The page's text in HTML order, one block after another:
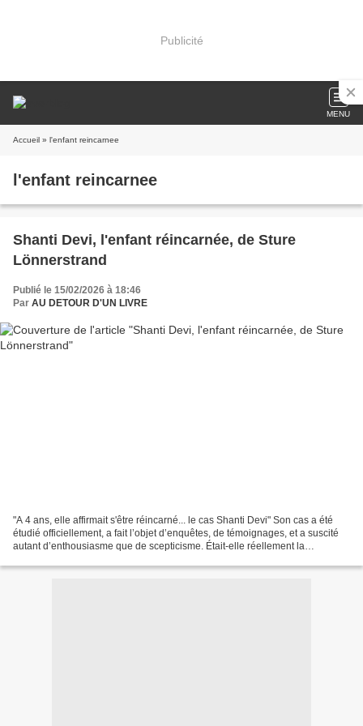
Publicité
MENU
Accueil » l'enfant reincarnee
l'enfant reincarnee
Shanti Devi, l'enfant réincarnée, de Sture
Lönnerstrand
Publié le 15/02/2026 à 18:46
Par AU DETOUR D'UN LIVRE
"A 4 ans, elle affirmait s'être réincarné... le cas Shanti Devi" Son cas a été
étudié officiellement, a fait l’objet d’enquêtes, de témoignages, et a suscité
autant d’enthousiasme que de scepticisme. Était-elle réellement la